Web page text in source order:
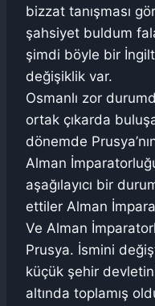
bizzat tanışması
şahsiyet buldum
şimdi böyle bir
değişiklik var.
Osmanlı zor
ortak çıkarda
dönemde
Alman
aşağılayıcı bir
ettiler Alman
Ve Alman
Prusya. İsmini
küçük şehir
altında toplamış